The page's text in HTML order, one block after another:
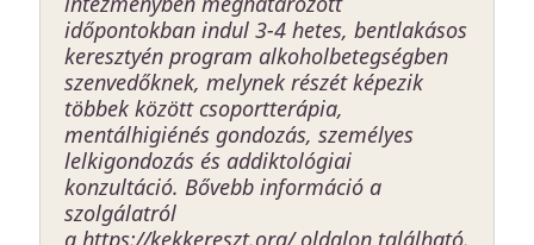
időpontokban indul 3-4 hetes, bentlakásos
keresztyén program alkoholbetegségben
szenvedőknek, melynek részét képezik
többek között csoportterápia,
mentálhigiénés gondozás, személyes
lelkigondozás és addiktológiai
konzultáció. Bővebb információ a
szolgálatról